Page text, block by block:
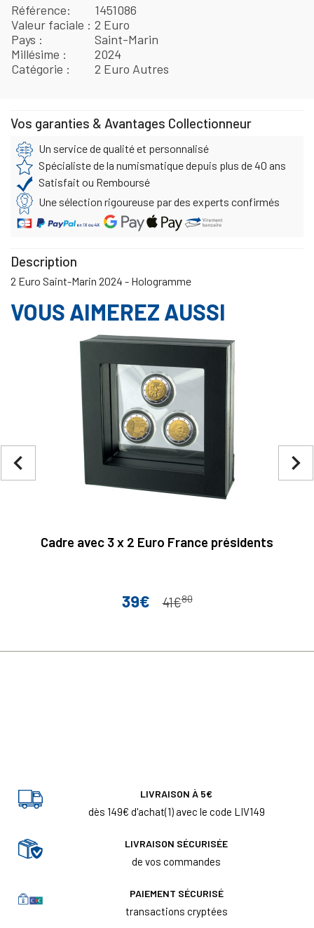
Référence
1451086
Valeur faciale
2 Euro
Pays
Saint-Marin
Millésime
2024
Catégorie
2 Euro Autres
Vos garanties & Avantages Collectionneur
Un service de qualité et personnalisé
Spécialiste de la numismatique depuis plus de 40 ans
Satisfait ou Remboursé
Une sélection rigoureuse par des experts confirmés
Description
2 Euro Saint-Marin 2024 - Hologramme
VOUS AIMEREZ AUSSI
Cadre avec 3 x 2 Euro France présidents
Prix
39€ Prix de base
41€80
navigate_next
navigate_before
LIVRAISON À 5€
dès 149€ d'achat(1) avec le code LIV149
LIVRAISON SÉCURISÉE
de vos commandes
PAIEMENT SÉCURISÉ
transactions cryptées